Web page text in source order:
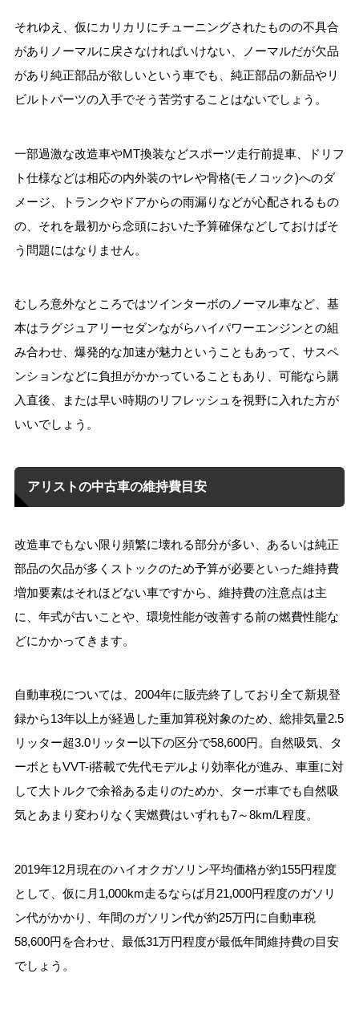
それゆえ、仮にカリカリにチューニングされたものの不具合
がありノーマルに戻さなければいけない、ノーマルだが欠品
があり純正部品が欲しいという車でも、純正部品の新品やリ
ビルトパーツの入手でそう苦労することはないでしょう。
一部過激な改造車やMT換装などスポーツ走行前提車、ドリフ
ト仕様などは相応の内外装のヤレや骨格(モノコック)へのダ
メージ、トランクやドアからの雨漏りなどが心配されるもの
の、それを最初から念頭においた予算確保などしておけばそ
う問題にはなりません。
むしろ意外なところではツインターボのノーマル車など、基
本はラグジュアリーセダンながらハイパワーエンジンとの組
み合わせ、爆発的な加速が魅力ということもあって、サスペ
ンションなどに負担がかかっていることもあり、可能なら購
入直後、または早い時期のリフレッシュを視野に入れた方が
いいでしょう。
アリストの中古車の維持費目安
改造車でもない限り頻繁に壊れる部分が多い、あるいは純正
部品の欠品が多くストックのため予算が必要といった維持費
増加要素はそれほどない車ですから、維持費の注意点は主
に、年式が古いことや、環境性能が改善する前の燃費性能な
どにかかってきます。
自動車税については、2004年に販売終了しており全て新規登
録から13年以上が経過した重加算税対象のため、総排気量2.5
リッター超3.0リッター以下の区分で58,600円。自然吸気、タ
ーボともVVT-i搭載で先代モデルより効率化が進み、車重に対
して大トルクで余裕ある走りのためか、ターボ車でも自然吸
気とあまり変わりなく実燃費はいずれも7～8km/L程度。
2019年12月現在のハイオクガソリン平均価格が約155円程度
として、仮に月1,000km走るならば月21,000円程度のガソリ
ン代がかかり、年間のガソリン代が約25万円に自動車税
58,600円を合わせ、最低31万円程度が最低年間維持費の目安
でしょう。